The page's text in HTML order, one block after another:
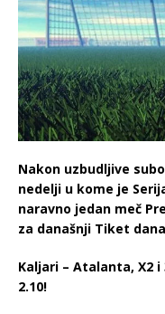
Nakon uzbudljive
nedelji u kome je
naravno jedan meč
za današnji Tiket
Kaljari – Atalanta, X2
2.10!